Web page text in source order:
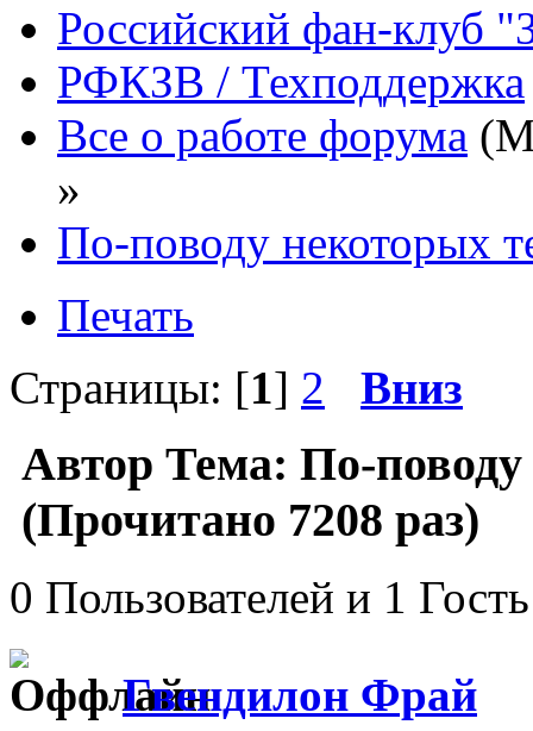
Российский фан-клуб
РФКЗВ / Техподдержка
Все о работе форума
»
По-поводу некоторых
Печать
Страницы: [1] 2 Вниз
Автор Тема: По-
(Прочитано 7208 раз)
0 Пользователей и 1
Гвендилон Фрай